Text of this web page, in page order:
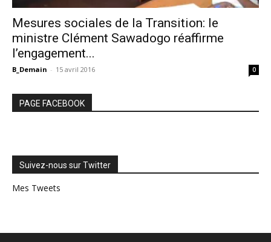
Mesures sociales de la Transition: le
ministre Clément Sawadogo réaffirme
l’engagement...
B_Demain - 15 avril 2016 0
PAGE FACEBOOK
Suivez-nous sur Twitter
Mes Tweets